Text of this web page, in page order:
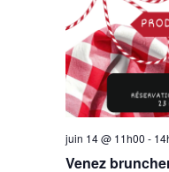
Venez
juin 14 @ 11h00 -